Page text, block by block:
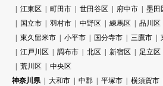
江東区
町田市 世田谷区 府中市 墨田
国立市
羽村市 中野区 練馬区 品川区
東久留米市
小平市 国分寺市 三鷹市
江戸川区
調布市 北区 新宿区 足立区
荒川区
中央区
神奈川県
大和市 中郡 平塚市 横須賀市